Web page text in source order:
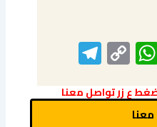
WhatsApp
Copy
Link
ع زر تواصل معنا